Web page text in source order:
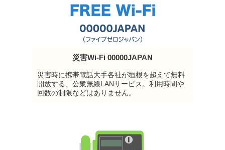
災害Wi-Fi 00000JAPAN
災害時に携帯電話大手各社が垣根を超えて無料
開放する、公衆無線LANサービス。利用時間や
回数の制限などはありません。